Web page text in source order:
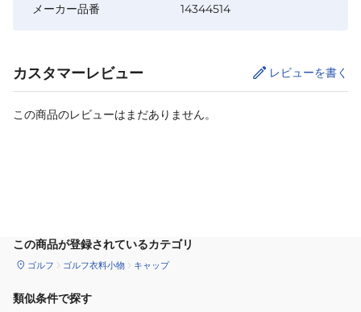
メーカー品番
14344514
カスタマーレビュー レビューを書く
この商品のレビューはまだありません。
この商品が登録されているカテゴリ
ゴルフ ゴルフ衣料小物 キャップ
類似条件で探す